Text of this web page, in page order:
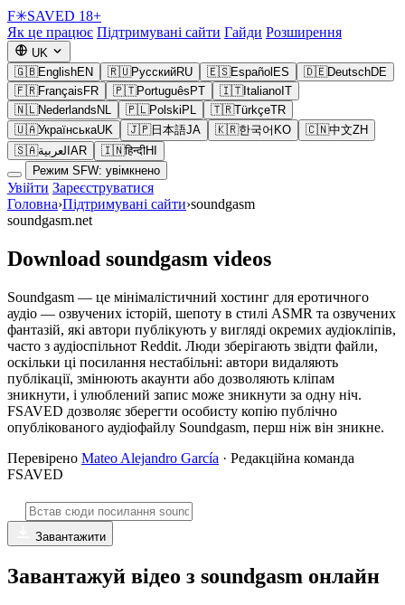
F✳SAVED 18+
Як це працює Підтримувані сайти Гайди Розширення
UK
🇬🇧EnglishEN 🇷🇺РусскийRU 🇪🇸Español ES 🇩🇪DeutschDE
🇫🇷Français FR 🇵🇹Português PT 🇮🇹Italiano IT
🇳🇱Nederlands NL 🇵🇱Polski PL 🇹🇷TürkçeTR
🇺🇦УкраїнськаUK 🇯🇵日本語JA 🇰🇷한국어 KO 🇨🇳中文ZH
🇸🇦العربية AR 🇮🇳हिन्दीHI
Режим SFW: увімкнено
Увійти Зареєструватися
Головна›Підтримувані сайти›soundgasm
soundgasm.net
Download soundgasm videos
Soundgasm — це мінімалістичний хостинг для еротичного
аудіо — озвучених історій, шепоту в стилі ASMR та озвучених
фантазій, які автори публікують у вигляді окремих аудіокліпів,
часто з аудіоспільнот Reddit. Люди зберігають звідти файли,
оскільки ці посилання нестабільні: автори видаляють
публікації, змінюють акаунти або дозволяють кліпам
зникнути, і улюблений запис може зникнути за одну ніч.
FSAVED дозволяє зберегти особисту копію публічно
опублікованого аудіофайлу Soundgasm, перш ніж він зникне.
Перевірено Mateo Alejandro García · Редакційна команда
FSAVED
Завантажити
Завантажуй відео з soundgasm онлайн